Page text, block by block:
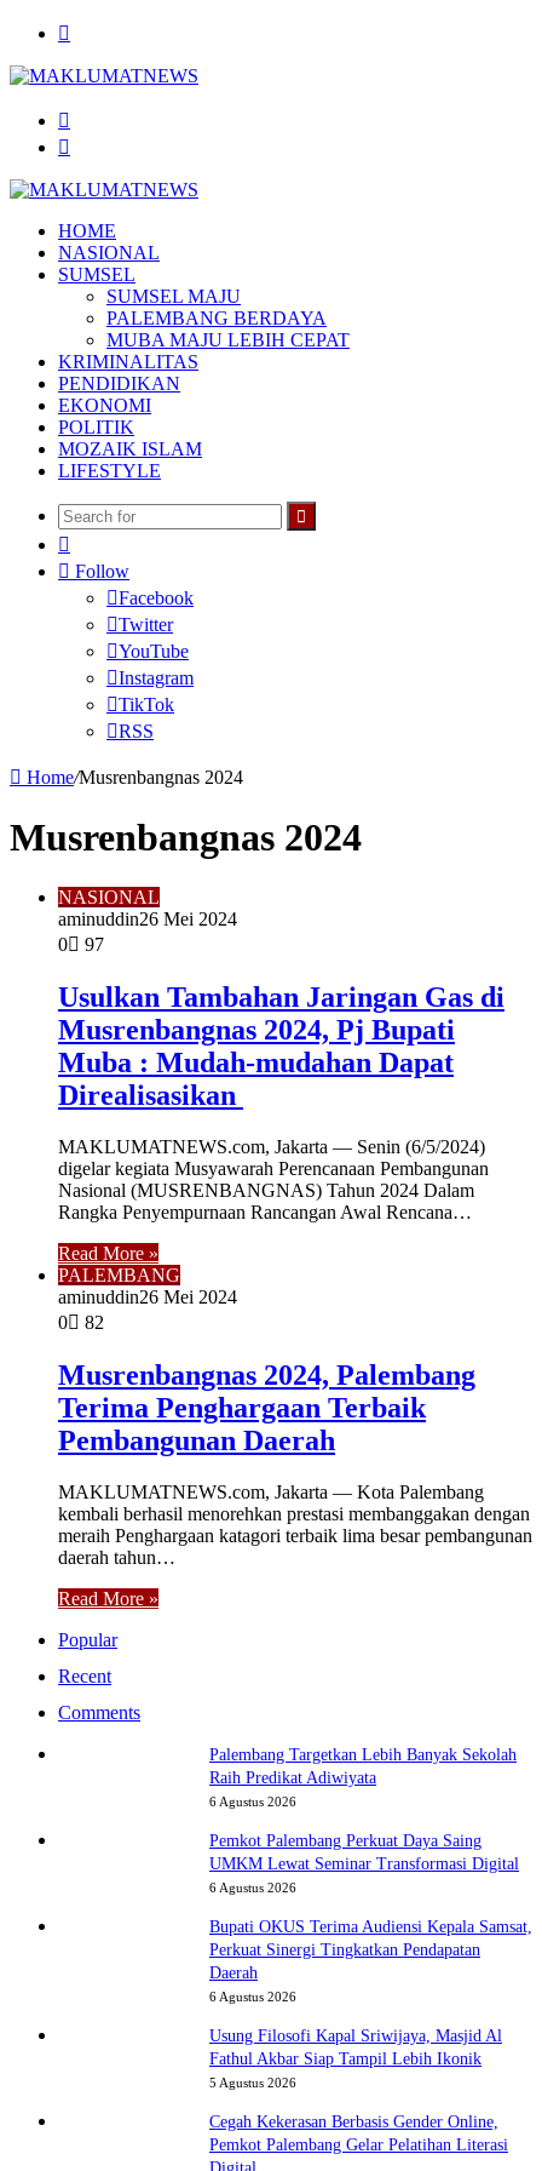
HOME
NASIONAL
SUMSEL
SUMSEL MAJU
PALEMBANG BERDAYA
MUBA MAJU LEBIH CEPAT
KRIMINALITAS
PENDIDIKAN
EKONOMI
POLITIK
MOZAIK ISLAM
LIFESTYLE
Search
Article
Follow
Facebook
Twitter
YouTube
Instagram
TikTok
RSS
Home/Musrenbangnas 2024
Musrenbangnas 2024
NASIONAL
aminuddin26 Mei 2024
0
97
Usulkan Tambahan Jaringan Gas di
Musrenbangnas 2024, Pj Bupati
Muba : Mudah-mudahan Dapat
Direalisasikan
MAKLUMATNEWS.com, Jakarta — Senin (6/5/2024)
digelar kegiata Musyawarah Perencanaan Pembangunan
Nasional (MUSRENBANGNAS) Tahun 2024 Dalam
Rangka Penyempurnaan Rancangan Awal Rencana…
Read More »
PALEMBANG
aminuddin26 Mei 2024
0
82
Musrenbangnas 2024, Palembang
Terima Penghargaan Terbaik
Pembangunan Daerah
MAKLUMATNEWS.com, Jakarta — Kota Palembang
kembali berhasil menorehkan prestasi membanggakan dengan
meraih Penghargaan katagori terbaik lima besar pembangunan
daerah tahun…
Read More »
Popular
Recent
Comments
Palembang Targetkan Lebih Banyak Sekolah
Raih Predikat Adiwiyata
6 Agustus 2026
Pemkot Palembang Perkuat Daya Saing
UMKM Lewat Seminar Transformasi Digital
6 Agustus 2026
Bupati OKUS Terima Audiensi Kepala Samsat,
Perkuat Sinergi Tingkatkan Pendapatan
Daerah
6 Agustus 2026
Usung Filosofi Kapal Sriwijaya, Masjid Al
Fathul Akbar Siap Tampil Lebih Ikonik
5 Agustus 2026
Cegah Kekerasan Berbasis Gender Online,
Pemkot Palembang Gelar Pelatihan Literasi
Digital